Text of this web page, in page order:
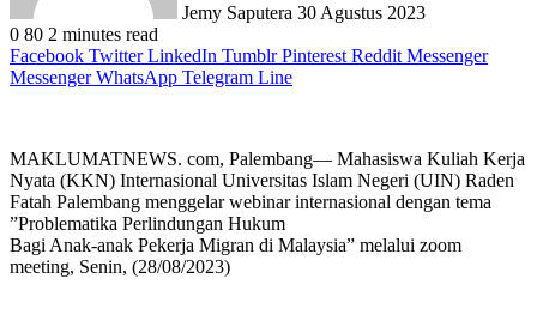
Jemy Saputera 30 Agustus 2023
0 80 2 minutes read
Facebook Twitter LinkedIn Tumblr Pinterest Reddit Messenger
Messenger WhatsApp Telegram Line
MAKLUMATNEWS. com, Palembang— Mahasiswa Kuliah Kerja
Nyata (KKN) Internasional Universitas Islam Negeri (UIN) Raden
Fatah Palembang menggelar webinar internasional dengan tema
”Problematika Perlindungan Hukum
Bagi Anak-anak Pekerja Migran di Malaysia” melalui zoom
meeting, Senin, (28/08/2023)